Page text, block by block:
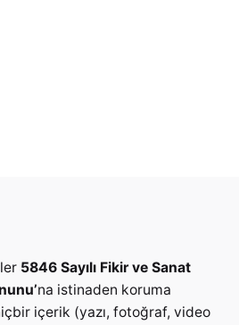
5846 Sayılı Fikir ve Sanat
na istinaden koruma
içerik (yazı, fotoğraf, video